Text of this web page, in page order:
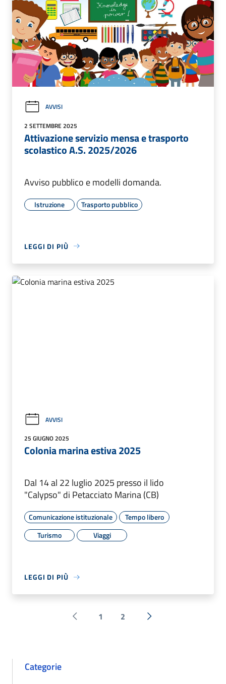
AVVISI
2 SETTEMBRE 2025
Attivazione servizio mensa e trasporto
scolastico A.S. 2025/2026
Avviso pubblico e modelli domanda.
Istruzione Trasporto pubblico
LEGGI DI PIÙ
AVVISI
25 GIUGNO 2025
Colonia marina estiva 2025
Dal 14 al 22 luglio 2025 presso il lido
"Calypso" di Petacciato Marina (CB)
Comunicazione istituzionale
Tempo libero
Turismo
Viaggi
LEGGI DI PIÙ
Pagina precedente
1 2 Successiva »
Categorie